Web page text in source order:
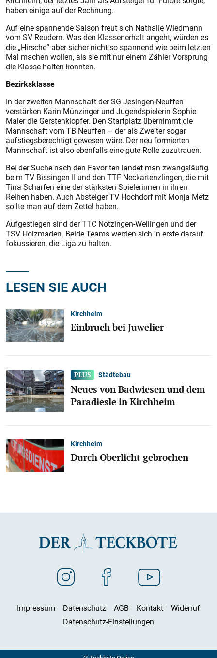
haben einige auf der Rechnung.
Auf eine spannende Saison freut sich Nathalie Wiedmann
vom SV Reudern. Was den Klassenerhalt angeht, würden es
die „Hirsche“ aber sicher nicht so spannend wie beim letzten
Mal machen wollen, als sie mit nur einem Zähler Vorsprung
die Klasse halten konnten.
Bezirksklasse
In der zweiten Mannschaft der SG Jesingen-Neuffen
verstärken Karin Münzinger und Jugendspielerin Sophie
Maier die Gers­tenklopfer. Den Startplatz übernimmt die
Mannschaft vom TB Neuffen – der als Zweiter sogar
aufstiegsberechtigt gewesen wäre. Der neu formierten
Mannschaft ist also ebenfalls eine gute Rolle zuzutrauen.
Bei der Suche nach den Favoriten landet man zwangsläufig
beim TV Bissingen II und den TTF Neckartenzlingen, die mit
Tina Scharfen eine der stärksten Spielerinnen in ihren
Reihen haben. Auch Absteiger TV Hochdorf mit Monja Metz
sollte man auf dem Zettel haben.
Aufgestiegen sind der TTC Notzingen-Wellingen und der
TSV Holzmaden. Beide Teams werden sich in erste darauf
fokussieren, die Liga zu halten.
LESEN SIE AUCH
Kirchheim
Einbruch bei Juwelier
Städtebau
Neues von Badwiesen und dem
Paradiesle in Kirchheim
Kirchheim
Durch Oberlicht gebrochen
Impressum Datenschutz AGB Kontakt
Widerruf
Datenschutz-Einstellungen